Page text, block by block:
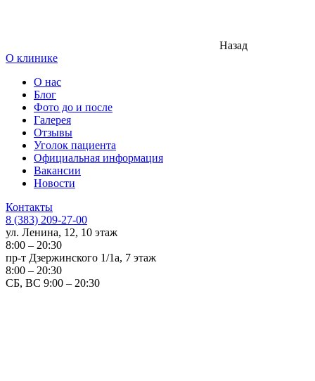
Назад
О клинике
О нас
Блог
Фото до и после
Галерея
Отзывы
Уголок пациента
Официальная информация
Вакансии
Новости
Контакты
8 (383) 209-27-00
ул. Ленина, 12, 10 этаж
8:00 – 20:30
пр-т Дзержинского 1/1а, 7 этаж
8:00 – 20:30
СБ, ВС 9:00 – 20:30